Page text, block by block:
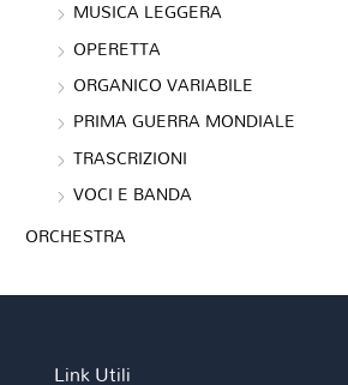
MUSICA LEGGERA
OPERETTA
ORGANICO VARIABILE
PRIMA GUERRA MONDIALE
TRASCRIZIONI
VOCI E BANDA
ORCHESTRA
Link Utili